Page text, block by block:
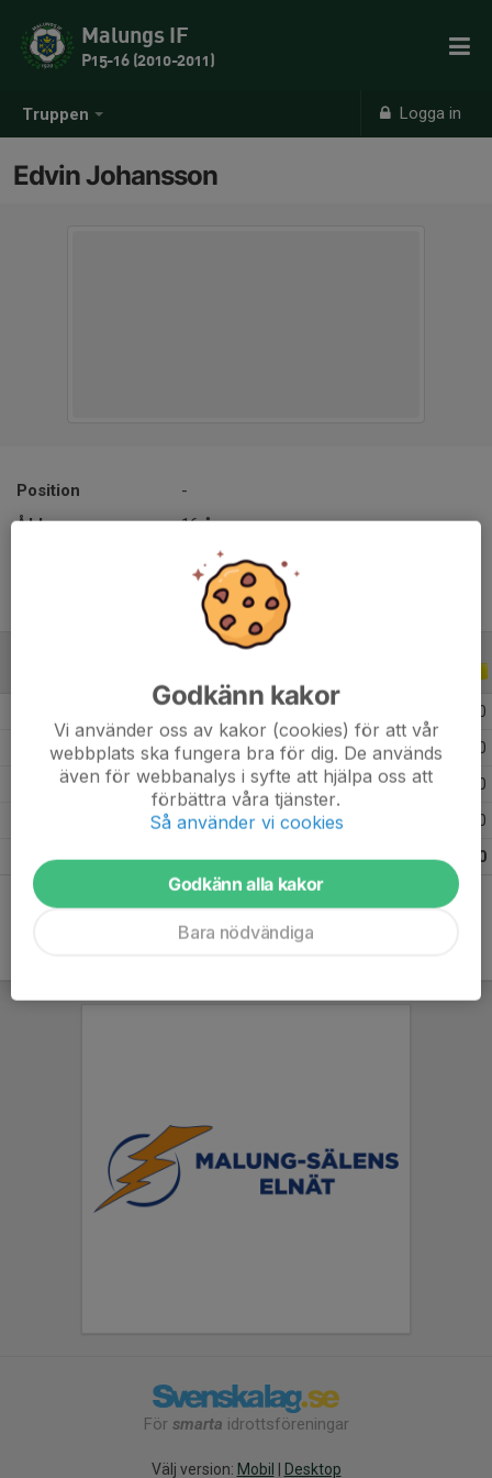
Truppen Logga in
Malungs IF
P15-16 (2010-2011)
Edvin Johansson
Position
-
Ålder
16 år
0
2025 14 0 0 0
8 0 0
0
Totalt 36 0 0 0
För smarta idrottsföreningar
Välj version: Mobil Desktop
Godkänn kakor
Vi använder oss av kakor (cookies) för att vår
webbplats ska fungera bra för dig. De används
även för webbanalys i syfte att hjälpa oss att
förbättra våra tjänster.
Så använder vi cookies
Godkänn alla kakor
Bara nödvändiga